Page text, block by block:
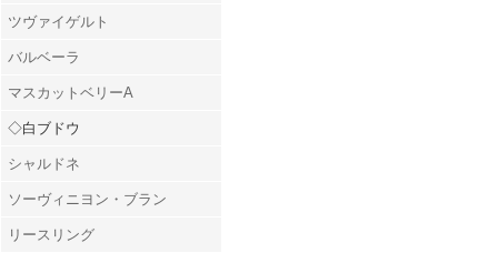
ツヴァイゲルト
バルベーラ
マスカットベリーA
◇白ブドウ
シャルドネ
ソーヴィニヨン・ブラン
リースリング